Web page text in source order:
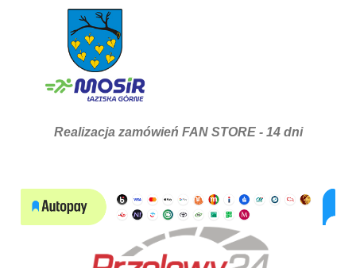
Realizacja zamówień FAN STORE - 14 dni